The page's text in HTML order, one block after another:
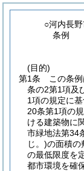
○河内長
条例
(目的)
第1条
この条
条の2第1項及
1項の規定に
20条第1項の
ける建築物に
市緑地法第34
じ。)の面積の
の最低限度を
都市環境を確